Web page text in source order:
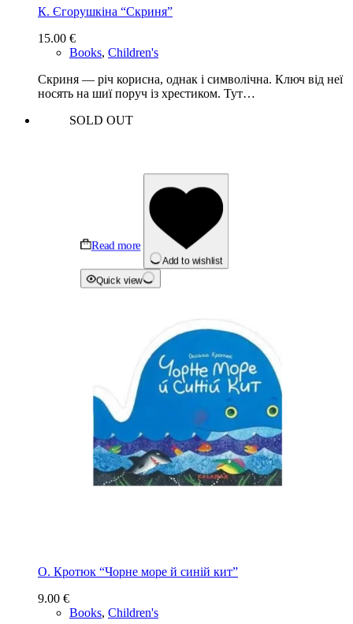
К. Єгорушкіна “Скриня”
15.00 €
Books, Children's
Скриня — річ корисна, однак і символічна. Ключ від неї
носять на шиї поруч із хрестиком. Тут…
SOLD OUT
Read more
Add to wishlist
Quick view
О. Кротюк “Чорне море й синій кит”
9.00 €
Books, Children's